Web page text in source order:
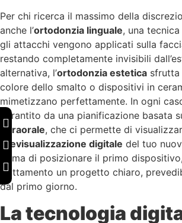
Per chi ricerca il massimo della
anche l’ortodonzia linguale, una tecnica
gli attacchi vengono applicati sulla
restando completamente invisibili
alternativa, l’ortodonzia estetica sfrutta
colore dello smalto o dispositivi in
mimetizzano perfettamente. In ogni
garantito da una pianificazione basata
intraorale, che ci permette di
previsualizzazione digitale del tuo
prima di posizionare il primo
trattamento un progetto chiaro,
dal primo giorno.
La tecnologia